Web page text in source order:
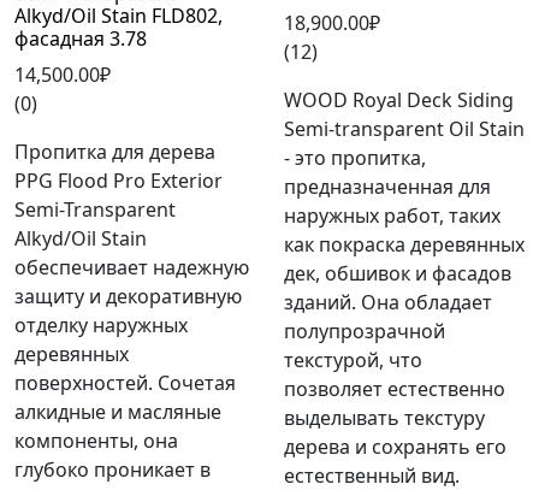
Alkyd/Oil Stain FLD802,
фасадная 3.78
14,500.00₽
(0)
Пропитка для дерева
PPG Flood Pro Exterior
Semi-Transparent
Alkyd/Oil Stain
обеспечивает надежную
защиту и декоративную
отделку наружных
деревянных
поверхностей. Сочетая
алкидные и масляные
компоненты, она
глубоко проникает в
18,900.00₽
(12)
WOOD Royal Deck Siding
Semi-transparent Oil Stain
- это пропитка,
предназначенная для
наружных работ, таких
как покраска деревянных
дек, обшивок и фасадов
зданий. Она обладает
полупрозрачной
текстурой, что
позволяет естественно
выделывать текстуру
дерева и сохранять его
естественный вид.